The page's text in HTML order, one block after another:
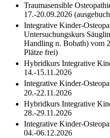
Traumasensible
17.-20.09.2026
Integrative Kinder-
Untersuchungskurs
Handling n. Bobath) vom
Plätze frei)
Hybridkurs Integrative
14.-15.11.2026
Integrative Kinder-
20.-22.11.2026
Hybridkurs Integrative
28.-29.11.2026
Integrative Kinder-
04.-06.12.2026